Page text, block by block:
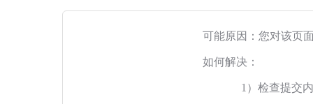
可能原因：您对该页
如何解决：
1）检查提交